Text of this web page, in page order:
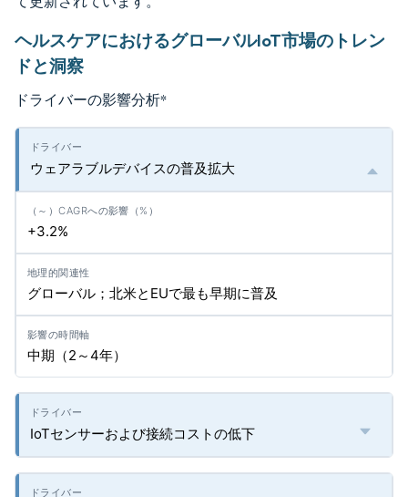
ヘルスケアにおけるグローバルIoT市場のトレン
ドと洞察
ドライバーの影響分析*
ウェアラブルデバイスの普及拡大
+3.2%
グローバル；北米とEUで最も早期に普及
中期（2～4年）
IoTセンサーおよび接続コストの低下